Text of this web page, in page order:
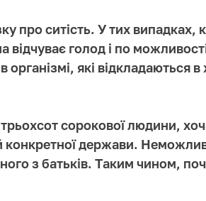
про ситість. У тих випадках,
голод і по
які відкладаються
сорокової людини,
конкретної держави.
з батьків. Таким чином,